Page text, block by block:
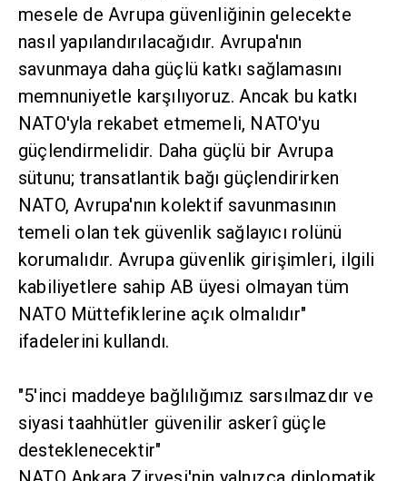
mesele de Avrupa güvenliğinin gelecekte
nasıl yapılandırılacağıdır. Avrupa'nın
savunmaya daha güçlü katkı sağlamasını
memnuniyetle karşılıyoruz. Ancak bu katkı
NATO'yla rekabet etmemeli, NATO'yu
güçlendirmelidir. Daha güçlü bir Avrupa
sütunu; transatlantik bağı güçlendirirken
NATO, Avrupa'nın kolektif savunmasının
temeli olan tek güvenlik sağlayıcı rolünü
korumalıdır. Avrupa güvenlik girişimleri, ilgili
kabiliyetlere sahip AB üyesi olmayan tüm
NATO Müttefiklerine açık olmalıdır"
ifadelerini kullandı.
"5'inci maddeye bağlılığımız sarsılmazdır ve
siyasi taahhütler güvenilir askerî güçle
desteklenecektir"